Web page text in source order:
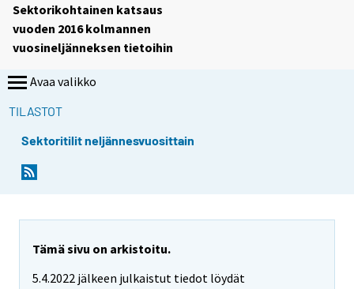
Sektorikohtainen katsaus
vuoden 2016 kolmannen
vuosineljänneksen tietoihin
Avaa valikko
TILASTOT
Sektoritilit neljännesvuosittain
Tämä sivu on arkistoitu.
5.4.2022 jälkeen julkaistut tiedot löydät